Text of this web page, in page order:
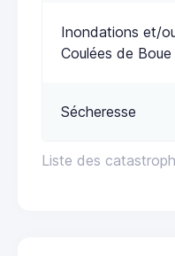
Liste des
Inondations et/
Coulées de Boue
Sécheresse